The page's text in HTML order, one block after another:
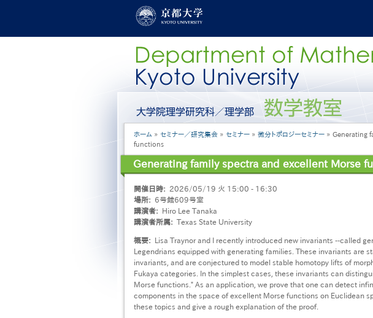
コ
ー
メ
ニ
ュ
［日
語］
パ
ン
く
ず
ホーム セミナー／研究集会 セミナー 微分トポロジーセミナー
Generating
functions
Generating family spectra and excellent Morse
開催日時
2026/05/19 火 15:00 - 16:30
場所
6号館609号室
講演者
Hiro Lee Tanaka
講演者所属
Texas State University
概要
Lisa Traynor and I recently introduced new invariants --called
Legendrians equipped with generating families. These invariants are
invariants, and are conjectured to model stable homotopy lifts of
Fukaya categories. In the simplest cases, these invariants can
Morse functions." As an application, we prove that one can detect
components in the space of excellent Morse functions on Euclidean
these topics and give a rough explanation of the proof.